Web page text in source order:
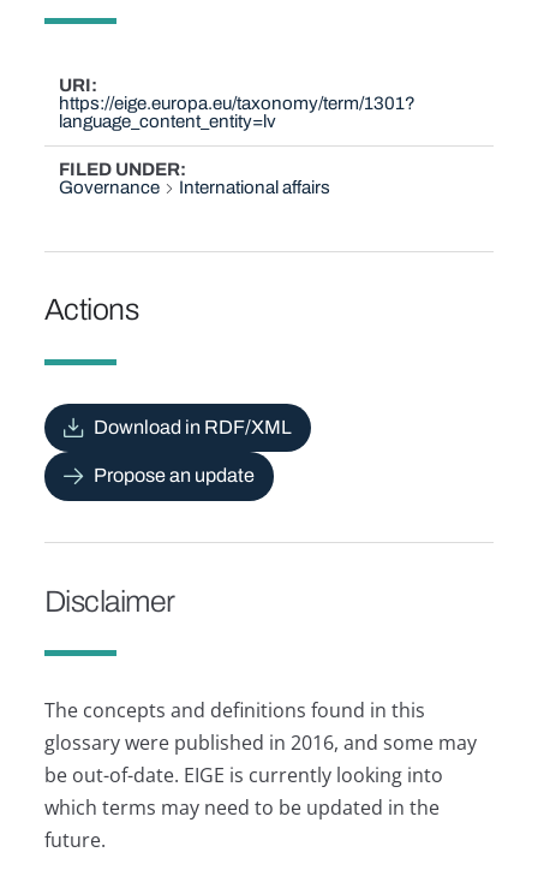
URI
https://eige.europa.eu/taxonomy/term/1301?
language_content_entity=lv
FILED UNDER
Governance
International affairs
Actions
Download in RDF/XML
Propose an update
Disclaimer
The concepts and definitions found in this
glossary were published in 2016, and some may
be out-of-date. EIGE is currently looking into
which terms may need to be updated in the
future.